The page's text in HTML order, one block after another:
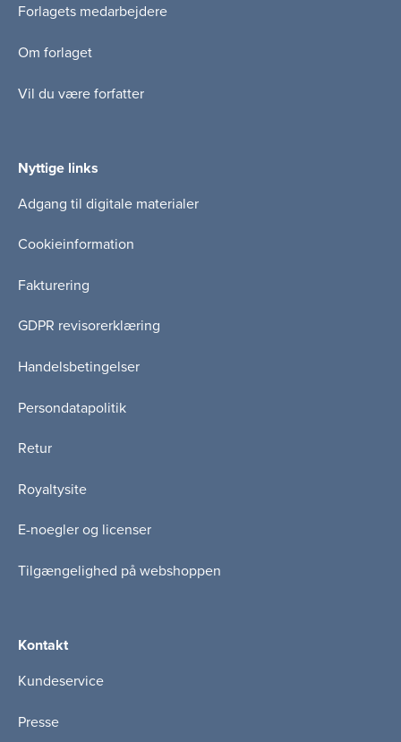
Forlagets medarbejdere
Om forlaget
Vil du være forfatter
Nyttige links
Adgang til digitale materialer
Cookieinformation
Fakturering
GDPR revisorerklæring
Handelsbetingelser
Persondatapolitik
Retur
Royaltysite
E-noegler og licenser
Tilgængelighed på webshoppen
Kontakt
Kundeservice
Presse